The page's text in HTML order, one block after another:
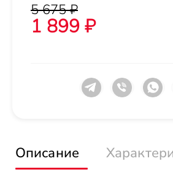
5 675 ₽
1 899 ₽
Описание